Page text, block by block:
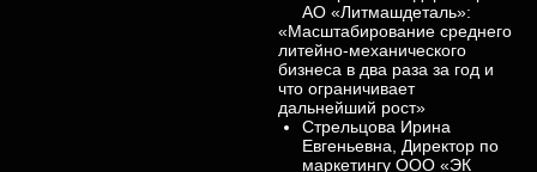
АО «Литмашдеталь»:
«Масштабирование среднего
литейно-механического
бизнеса в два раза за год и
что ограничивает
дальнейший рост»
Стрельцова Ирина
Евгеньевна, Директор по
маркетингу ООО «ЭК